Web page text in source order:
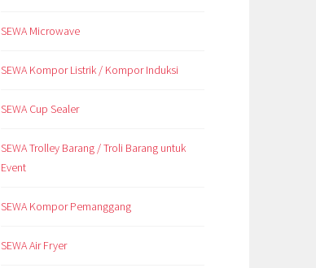
SEWA Microwave
SEWA Kompor Listrik / Kompor Induksi
SEWA Cup Sealer
SEWA Trolley Barang / Troli Barang untuk
Event
SEWA Kompor Pemanggang
SEWA Air Fryer